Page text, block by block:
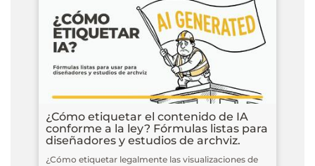
¿Cómo etiquetar el contenido de IA
conforme a la ley? Fórmulas listas para
diseñadores y estudios de archviz.
¿Cómo etiquetar legalmente las visualizaciones de